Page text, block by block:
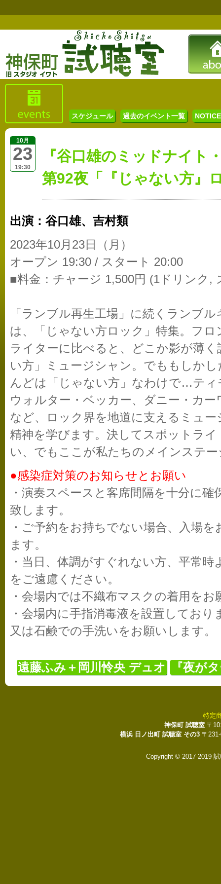
スケジュール 過去のイベント一覧
10月
23
19:30
『谷口雄のミッドナイト
第92夜「『じゃない方』
出演：谷口雄、吉村類
2023年10月23日（月）
オープン 19:30 / スタート 20:00
■料金：チャージ 1,500円 (1ドリンク,
「ランブル再生工場」に続くランブ
は、「じゃない方ロック」特集。フ
ライターに比べると、どこか影が薄
い方」ミュージシャン。でももしか
んどは「じゃない方」なわけで…テ
ウォルター・ベッカー、ダニー・カ
など、ロック界を地道に支えるミュ
精神を学びます。決してスポットラ
い、でもここが私たちのメインステー
●感染症対策のお知らせとお願い
・演奏スペースと客席間隔を十分に
致します。
・ご予約をお持ちでない場合、入場
ます。
・当日、体調がすぐれない方、平常
をご遠慮ください。
・会場内では不織布マスクの着用をお
・会場内に手指消毒液を設置してお
又は石鹸での手洗いをお願いします。
遠藤ふみ＋岡川怜央 デュオ 『夜が
特定
神保町 試聴室 〒
横浜 日ノ出町 試聴室 その3 〒
Copyright © 2017-2019